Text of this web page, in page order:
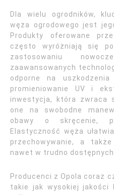
Dla wielu ogrodników,
węża ogrodowego jest
Produkty oferowane
często wyróżniają się
zastosowaniu
zaawansowanych
odporne na
promieniowanie UV i
inwestycja, która zwraca
one na swobodne
obawy o skręcenie,
Elastyczność węża
przechowywanie, a
nawet w trudno dostępnych
Producenci z Opola coraz
takie jak wysokiej jakości